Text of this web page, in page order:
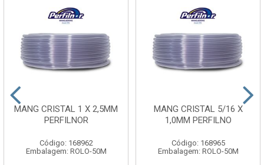
MANG CRISTAL 1 X 2,5MM
PERFILNOR
Código: 168962
Embalagem: ROLO-50M
MANG CRISTAL 5/16 X
1,0MM PERFILNO
Código: 168965
Embalagem: ROLO-50M